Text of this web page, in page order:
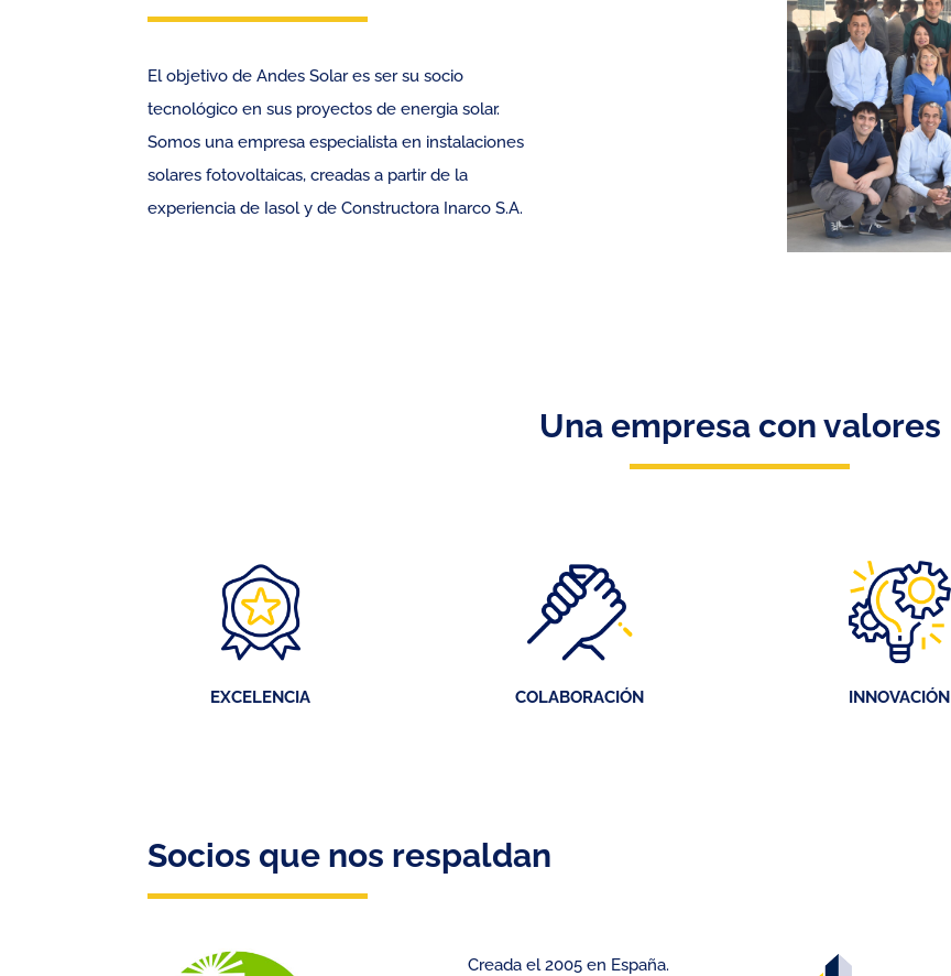
El objetivo de Andes Solar es ser su socio
tecnológico en sus proyectos de energia solar.
Somos una empresa especialista en instalaciones
solares fotovoltaicas, creadas a partir de la
experiencia de Iasol y de Constructora Inarco S.A.
Una empresa con valores
EXCELENCIA COLABORACIÓN INNOVACIÓN
Socios que nos respaldan
Creada el 2005 en España.